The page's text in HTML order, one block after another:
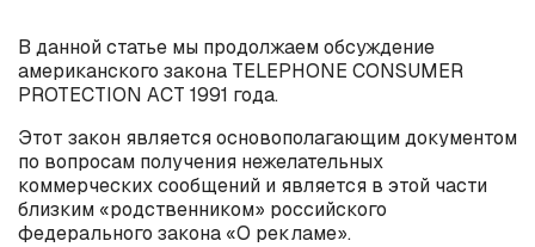
В данной статье мы продолжаем обсуждение
американского закона TELEPHONE CONSUMER
PROTECTION ACT 1991 года.
Этот закон является основополагающим документом
по вопросам получения нежелательных
коммерческих сообщений и является в этой части
близким «родственником» российского
федерального закона «О рекламе».